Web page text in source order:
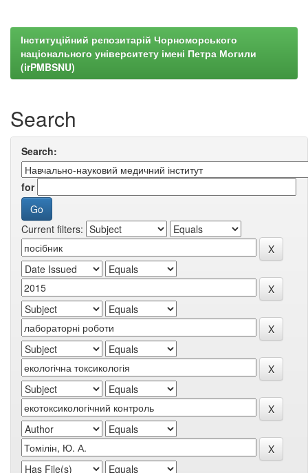
Інституційний репозитарій Чорноморського
національного університету імені Петра Могили
(irPMBSNU)
Search
Search:
for
Current filters: